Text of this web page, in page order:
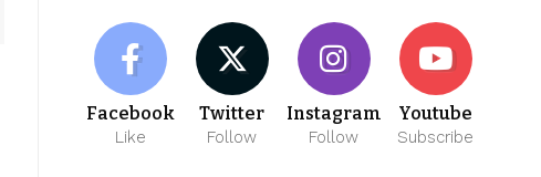
Facebook
Like
Twitter
Follow
Instagram
Follow
Youtube
Subscribe